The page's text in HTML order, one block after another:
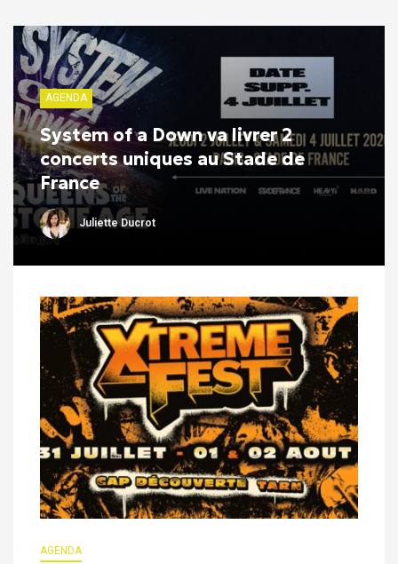
AGENDA
System of a Down va livrer 2
concerts uniques au Stade de
France
Juliette Ducrot
AGENDA